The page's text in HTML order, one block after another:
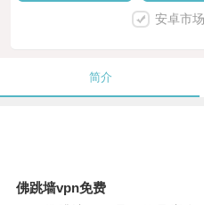
安卓市
简介
佛跳墙vpn免费